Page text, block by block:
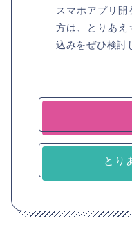
スマホアプリ
方は、とりあえ
込みをぜひ検討
とり